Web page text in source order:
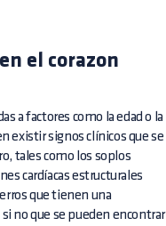
el corazon
a factores como la edad o la
existir signos clínicos que se
tales como los soplos
cardíacas estructurales
que tienen una
no que se pueden encontrar